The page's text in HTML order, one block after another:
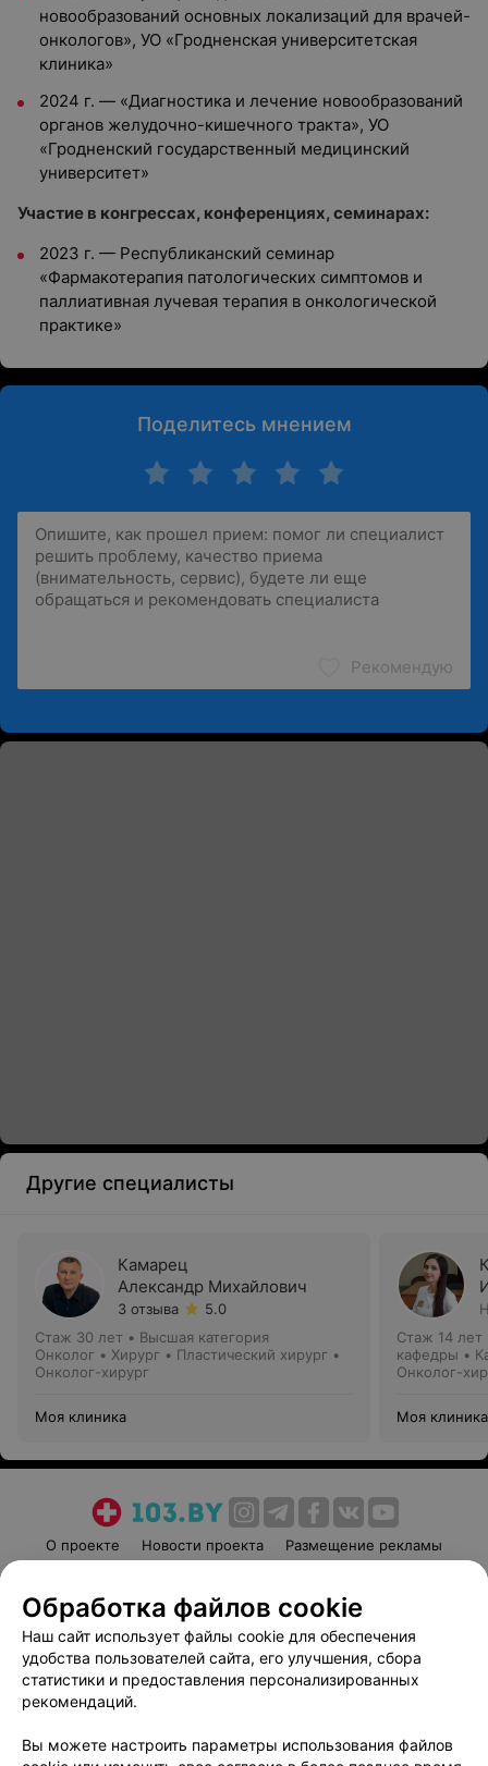
новообразований основных локализаций для врачей-
онкологов», УО «Гродненская университетская
клиника»
2024 г. — «Диагностика и лечение новообразований
органов желудочно-кишечного тракта», УО
«Гродненский государственный медицинский
университет»
Участие в конгрессах, конференциях, семинарах:
2023 г. — Республиканский семинар
«Фармакотерапия патологических симптомов и
паллиативная лучевая терапия в онкологической
практике»
Поделитесь мнением
Рекомендую
Другие специалисты
Камарец
Александр Михайлович
3 отзыва
5.0
Стаж 30 лет • Высшая категория
Онколог • Хирург • Пластический хирург •
Онколог-хирург
Моя клиника
Стаж 14 лет
кафедры •
Онколог-
Моя клиника
О проекте Новости проекта
Размещение рекламы
Пользовательское соглашение
Способы оплаты
Вакансии
Партнеры
Написать руководителю 103.by
Обработка персональных данных
Обработка файлов cookie
Наш сайт использует файлы cookie для обеспечения
удобства пользователей сайта, его улучшения, сбора
статистики и предоставления персонализированных
рекомендаций.
Вы можете настроить параметры использования файлов